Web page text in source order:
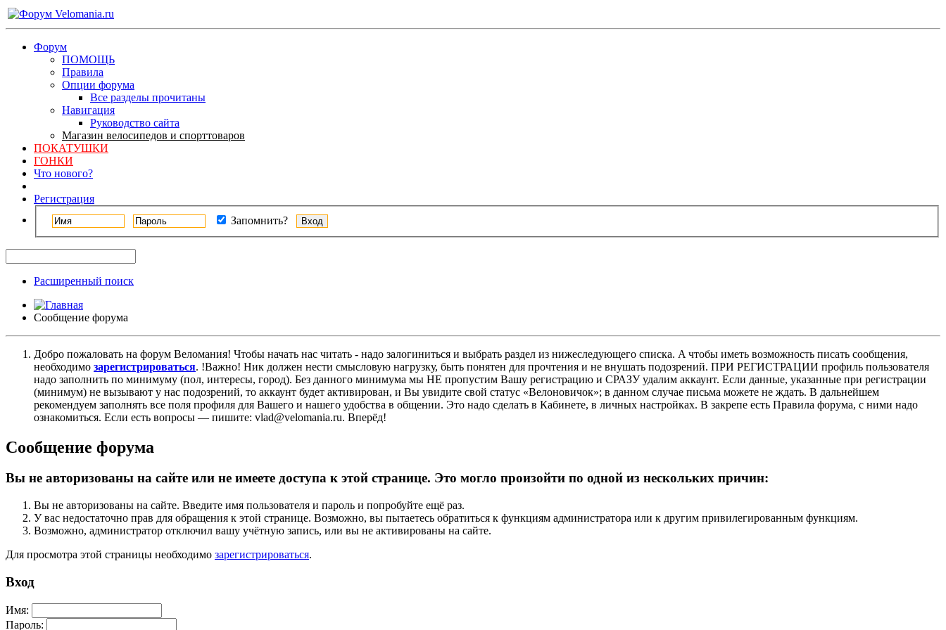
Форум
ПОМОЩЬ
Правила
Опции форума
Все разделы прочитаны
Навигация
Руководство сайта
Магазин велосипедов и спорттоваров
ПОКАТУШКИ
ГОНКИ
Что нового?
Регистрация
Запомнить?
Расширенный поиск
Сообщение форума
Добро пожаловать на форум Веломания! Чтобы начать нас читать - надо залогиниться и выбрать раздел из нижеследующего списка. A чтобы иметь возможность писать сообщения,
необходимо зарегистрироваться. !Важно! Ник должен нести смысловую нагрузку, быть понятен для прочтения и не внушать подозрений. ПРИ РЕГИСТРАЦИИ профиль пользователя
надо заполнить по минимуму (пол, интересы, город). Без данного минимума мы НЕ пропустим Вашу регистрацию и СРАЗУ удалим аккаунт. Если данные, указанные при регистрации
(минимум) не вызывают у нас подозрений, то аккаунт будет активирован, и Вы увидите свой статус «Велоновичок»; в данном случае письма можете не ждать. В дальнейшем
рекомендуем заполнять все поля профиля для Вашего и нашего удобства в общении. Это надо сделать в Кабинете, в личных настройках. В закрепе есть Правила форума, с ними надо
ознакомиться. Если есть вопросы — пишите: vlad@velomania.ru. Вперёд!
Сообщение форума
Вы не авторизованы на сайте или не имеете доступа к этой странице. Это могло произойти по одной из нескольких причин:
Вы не авторизованы на сайте. Введите имя пользователя и пароль и попробуйте ещё раз.
У вас недостаточно прав для обращения к этой странице. Возможно, вы пытаетесь обратиться к функциям администратора или к другим привилегированным функциям.
Возможно, администратор отключил вашу учётную запись, или вы не активированы на сайте.
Для просмотра этой страницы необходимо зарегистрироваться.
Вход
Имя:
Пароль: